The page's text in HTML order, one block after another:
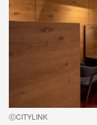
ⓒCITYLINK